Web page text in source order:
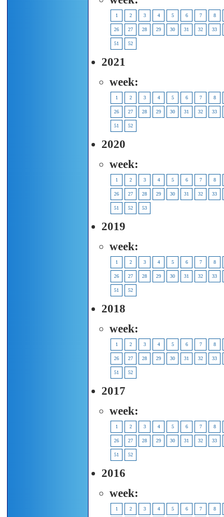
1 2 3 4 5 6 7 8
26 27 28 29 30 31 32 33
51 52
2021
week:
1 2 3 4 5 6 7 8
26 27 28 29 30 31 32 33
51 52
2020
week:
1 2 3 4 5 6 7 8
26 27 28 29 30 31 32 33
51 52 53
2019
week:
1 2 3 4 5 6 7 8
26 27 28 29 30 31 32 33
51 52
2018
week:
1 2 3 4 5 6 7 8
26 27 28 29 30 31 32 33
51 52
2017
week:
1 2 3 4 5 6 7 8
26 27 28 29 30 31 32 33
51 52
2016
week:
1 2 3 4 5 6 7 8